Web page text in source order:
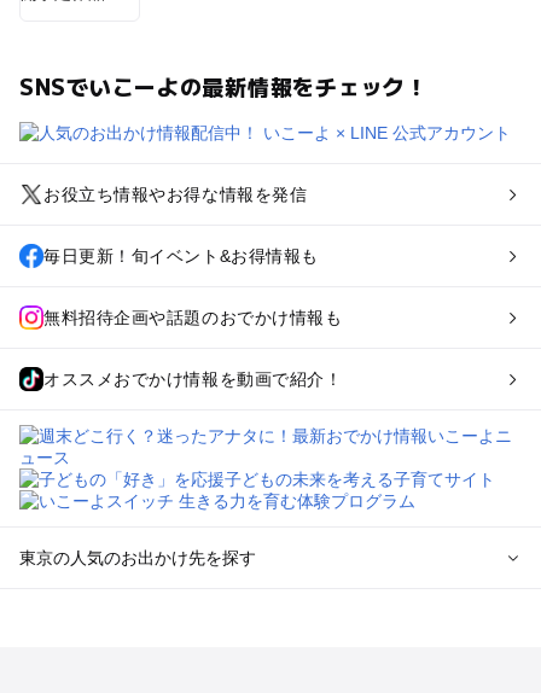
SNSでいこーよの最新情報をチェック！
お役立ち情報やお得な情報を発信
毎日更新！旬イベント&お得情報も
無料招待企画や話題のおでかけ情報も
オススメおでかけ情報を動画で紹介！
東京の人気のお出かけ先を探す